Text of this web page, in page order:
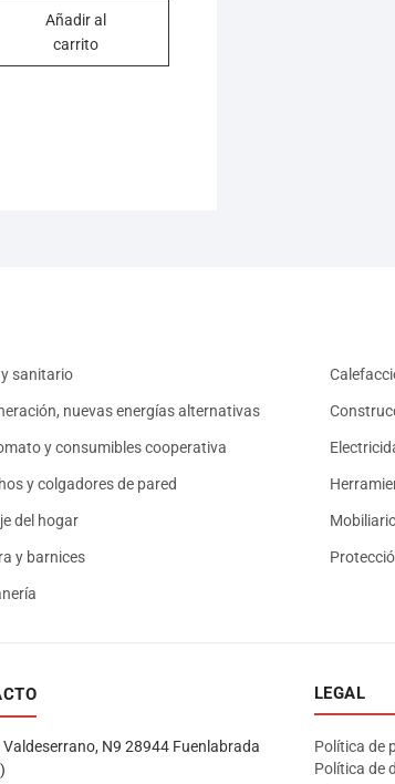
Añadir al
carrito
sanitario
nuevas energías alternativas
y consumibles cooperativa
y colgadores de pared
del hogar
y barnices
Valdeserrano, N9 28944 Fuenlabrada
LEGAL
Política de
Política de
Asesor El Arroyo
En línea · responde en